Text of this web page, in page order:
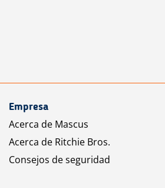
Empresa
Acerca de Mascus
Acerca de Ritchie Bros.
Consejos de seguridad